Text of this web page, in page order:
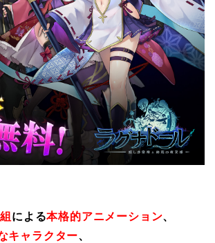
による本格的アニメーション、
キャラクター、